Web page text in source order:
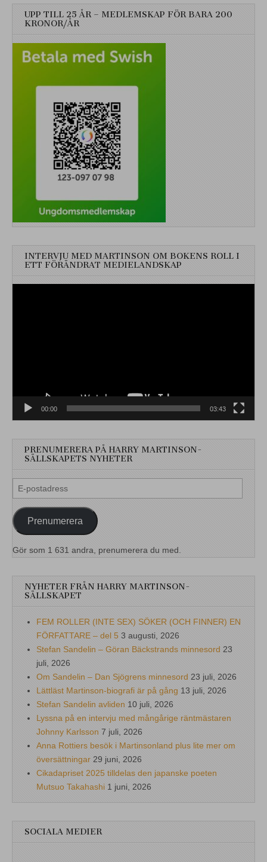
UPP TILL 25 ÅR – MEDLEMSKAP FÖR BARA 200
KRONOR/ÅR
INTERVJU MED MARTINSON OM BOKENS ROLL I
ETT FÖRÄNDRAT MEDIELANDSKAP
00:00 03:43
PRENUMERERA PÅ HARRY MARTINSON-
SÄLLSKAPETS NYHETER
E-
postadress
Prenumerera
Gör som 1 631 andra, prenumerera du med.
NYHETER FRÅN HARRY MARTINSON-
SÄLLSKAPET
FEM ROLLER (INTE SEX) SÖKER (OCH FINNER) EN
FÖRFATTARE – del 5 3 augusti, 2026
Stefan Sandelin – Göran Bäckstrands minnesord 23
juli, 2026
Om Sandelin – Dan Sjögrens minnesord 23 juli, 2026
Lättläst Martinson-biografi är på gång 13 juli, 2026
Stefan Sandelin avliden 10 juli, 2026
Lyssna på en intervju med mångårige räntmästaren
Johnny Karlsson 7 juli, 2026
Anna Rottiers besök i Martinsonland plus lite mer om
översättningar 29 juni, 2026
Cikadapriset 2025 tilldelas den japanske poeten
Mutsuo Takahashi 1 juni, 2026
SOCIALA MEDIER